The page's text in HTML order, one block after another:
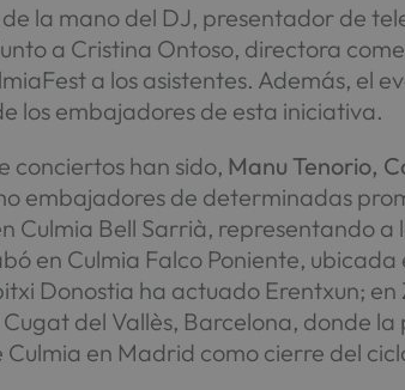
la mano del DJ, presentador de
a Cristina Ontoso, directora
a los asistentes. Además, el
los embajadores de esta iniciativa.
conciertos han sido, Manu Tenorio,
embajadores de determinadas
Culmia Bell Sarrià, representando a
en Culmia Falco Poniente,
Donostia ha actuado Erentxun;
del Vallès, Barcelona, donde
en Madrid como cierre del